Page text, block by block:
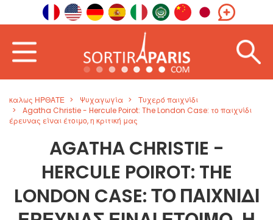
καλως ΗΡΘΑΤΕ Ψυχαγωγία
Τυχερό παιχνίδι
Agatha Christie - Hercule Poirot: The London Case: το παιχνίδι
έρευνας είναι έτοιμο, η κριτική μας
AGATHA CHRISTIE -
HERCULE POIROT: THE
LONDON CASE: ΤΟ ΠΑΙΧΝΊΔΙ